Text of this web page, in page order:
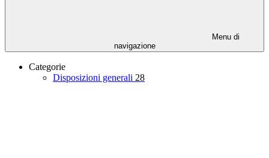
Menu di
navigazione
Categorie
Disposizioni generali 28